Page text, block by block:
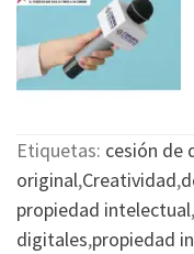
Etiquetas: cesión de
original,Creatividad,
propiedad intelectual,
digitales,propiedad